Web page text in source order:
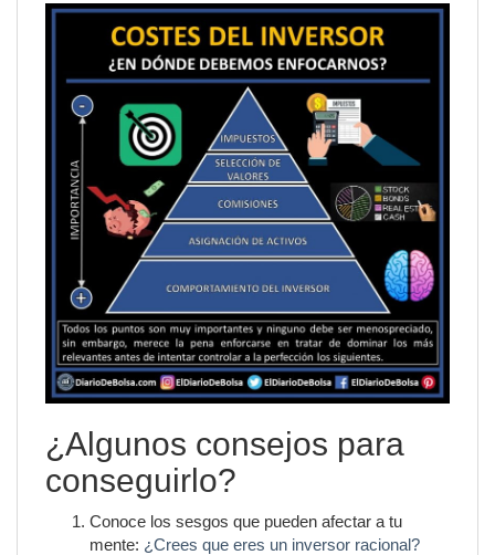
¿Algunos consejos para
conseguirlo?
Conoce los sesgos que pueden afectar a tu
mente: ¿Crees que eres un inversor racional?